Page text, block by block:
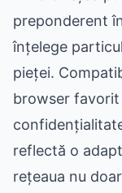
preponderent
înțelege
pieței.
browser
reflectă o
rețeaua nu